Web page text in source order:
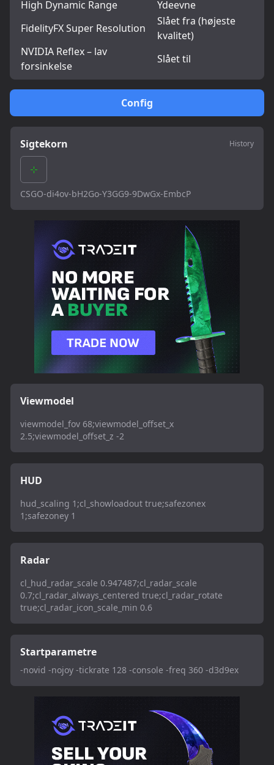
Config
Sigtekorn History
CSGO-di4ov-bH2Go-Y3GG9-9DwGx-EmbcP
Viewmodel
viewmodel_fov 68;viewmodel_offset_x
2.5;viewmodel_offset_z -2
HUD
hud_scaling 1;cl_showloadout true;safezonex
1;safezoney 1
Radar
cl_hud_radar_scale 0.947487;cl_radar_scale
0.7;cl_radar_always_centered true;cl_radar_rotate
true;cl_radar_icon_scale_min 0.6
Startparametre
-novid -nojoy -tickrate 128 -console -freq 360 -d3d9ex
High Dynamic Range
Ydeevne
FidelityFX Super Resolution
Slået fra (højeste
kvalitet)
NVIDIA Reflex – lav
forsinkelse
Slået til